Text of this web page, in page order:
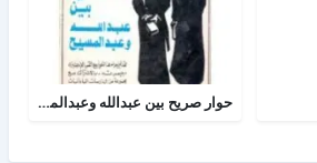
حوار صريح بين عبدالله وعبدالمسيح